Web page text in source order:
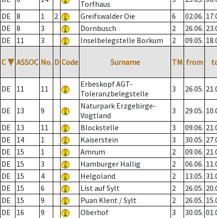
Torfhaus
DE
8 1 2 Greifswalder Oie 6 02.06.
DE
8 3 Dornbusch 2 26.06.
DE
11 3 Inselbelegstelle Borkum 2 09.05.
C ▼ ASSOC No. D Code Surname TM from
DE 11 11
Erbeskopf AGT-
Toleranzbelegstelle
3 26.05.
DE 13 9
Naturpark Erzgebirge-
Vogtland
3 29.05.
DE
13 11 Blockstelle 3 09.06.
DE
14 1 Kaiserstein 3 30.05.
DE
15 1 Amrum 2 09.06.
DE
15 3 Hamburger Hallig 2 06.06.
DE
15 4 Helgoland 2 13.05.
DE
15 6 List auf Sylt 2 26.05.
DE
15 9 Puan Klent / Sylt 2 26.05.
DE
16 9 Oberhof 3 30.05.